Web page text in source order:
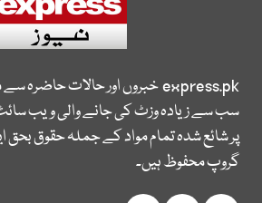
express.pkخبروں اور حالات حاضرہ
سب سے زیادہ وزٹ کی جانے والی ویب
پر شائع شدہ تمام مواد کے جملہ حقوق بحق
گروپ محفوظ ہیں۔